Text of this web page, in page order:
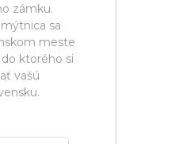
zámku.
sa
meste
do ktorého si
vašú